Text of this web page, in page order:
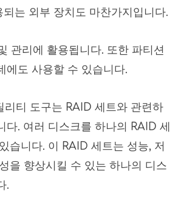
는 외부 장치도 마찬가지입니다.
관리에 활용됩니다. 또한 파티션
에도 사용할 수 있습니다.
리티 도구는 RAID 세트와 관련하
다. 여러 디스크를 하나의 RAID 세
습니다. 이 RAID 세트는 성능, 저
을 향상시킬 수 있는 하나의 디스
.